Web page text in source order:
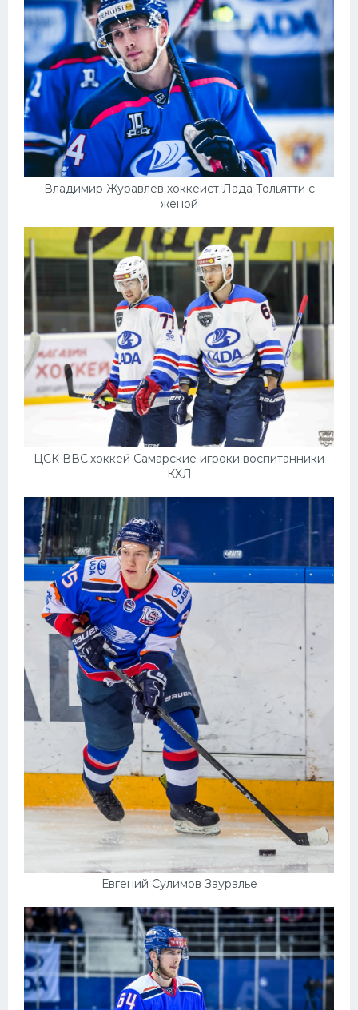
Владимир Журавлев хоккеист Лада Тольятти с
женой
ЦСК ВВС.хоккей Самарские игроки воспитанники
КХЛ
Евгений Сулимов Зауралье